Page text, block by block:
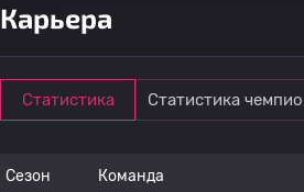
Карьера
Статистика Статистика
Сезон Команда